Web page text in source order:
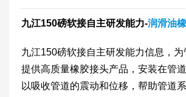
九江150磅软接自主研发能力-润滑油
九江150磅软接自主研发能力信息，为
提供高质量橡胶接头产品，安装在管
以吸收管道的震动和位移，帮助管道